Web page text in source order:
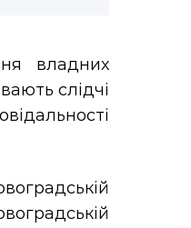
владних
слідчі